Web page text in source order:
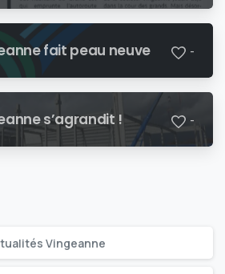
fait peau neuve -
s’agrandit ! -
Vingeanne